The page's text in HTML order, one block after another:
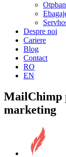
Despre noi
Cariere
Blog
Contact
RO
EN
MailChimp
marketing